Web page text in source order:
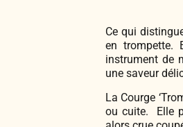
Ce qui
en trompette.
instrument de
une saveur
La Courge
ou cuite. Elle